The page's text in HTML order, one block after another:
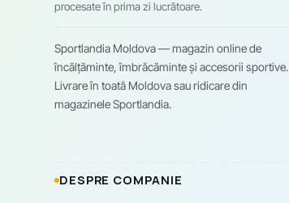
procesate în prima zi lucrătoare.
Sportlandia Moldova — magazin online de
încălțăminte, îmbrăcăminte și accesorii sportive.
Livrare în toată Moldova sau ridicare din
magazinele Sportlandia.
DESPRE COMPANIE